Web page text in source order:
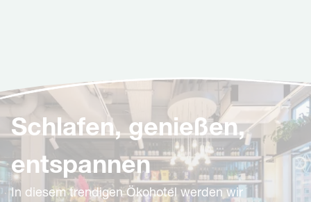
Schlafen, genießen,
entspannen
In diesem trendigen Ökohotel werden wir